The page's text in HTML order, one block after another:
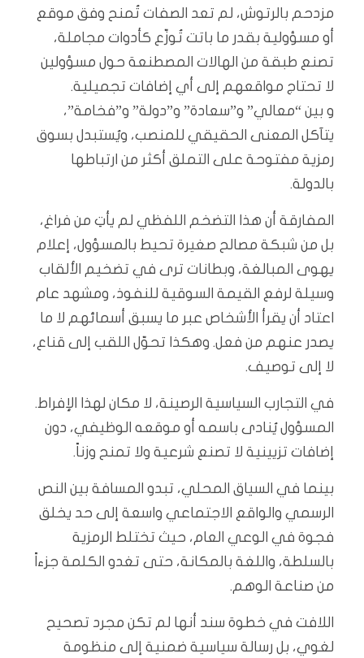
مزدحم بالرتوش، لم تعد الصفات تُمنح وفق موقع
أو مسؤولية بقدر ما باتت تُوزّع كأدوات مجاملة،
تصنع طبقة من الهالات المصطنعة حول مسؤولين
لا تحتاج مواقعهم إلى أي إضافات تجميلية.
و بين “معالي” و”سعادة” و”دولة” و”فخامة”،
يتآكل المعنى الحقيقي للمنصب، ويُستبدل بسوق
رمزية مفتوحة على التملق أكثر من ارتباطها
بالدولة.
المفارقة أن هذا التضخم اللفظي لم يأتِ من فراغ،
بل من شبكة مصالح صغيرة تحيط بالمسؤول، إعلام
يهوى المبالغة، وبطانات ترى في تضخيم الألقاب
وسيلة لرفع القيمة السوقية للنفوذ، ومشهد عام
اعتاد أن يقرأ الأشخاص عبر ما يسبق أسمائهم لا ما
يصدر عنهم من فعل. وهكذا تحوّل اللقب إلى قناع،
لا إلى توصيف.
في التجارب السياسية الرصينة، لا مكان لهذا الإفراط.
المسؤول يُنادى باسمه أو موقعه الوظيفي، دون
إضافات تزيينية لا تصنع شرعية ولا تمنح وزناً.
بينما في السياق المحلي، تبدو المسافة بين النص
الرسمي والواقع الاجتماعي واسعة إلى حد يخلق
فجوة في الوعي العام، حيث تختلط الرمزية
بالسلطة، واللغة بالمكانة، حتى تغدو الكلمة جزءاً
من صناعة الوهم.
اللافت في خطوة سند أنها لم تكن مجرد تصحيح
لغوي، بل رسالة سياسية ضمنية إلى منظومة